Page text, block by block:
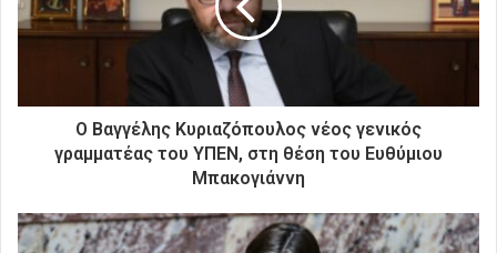
η
λ
τ
κ
ή
Ο Βαγγέλης Κυριαζόπουλος νέος γενικός
γραμματέας του ΥΠΕΝ, στη θέση του Ευθύμιου
Μπακογιάννη